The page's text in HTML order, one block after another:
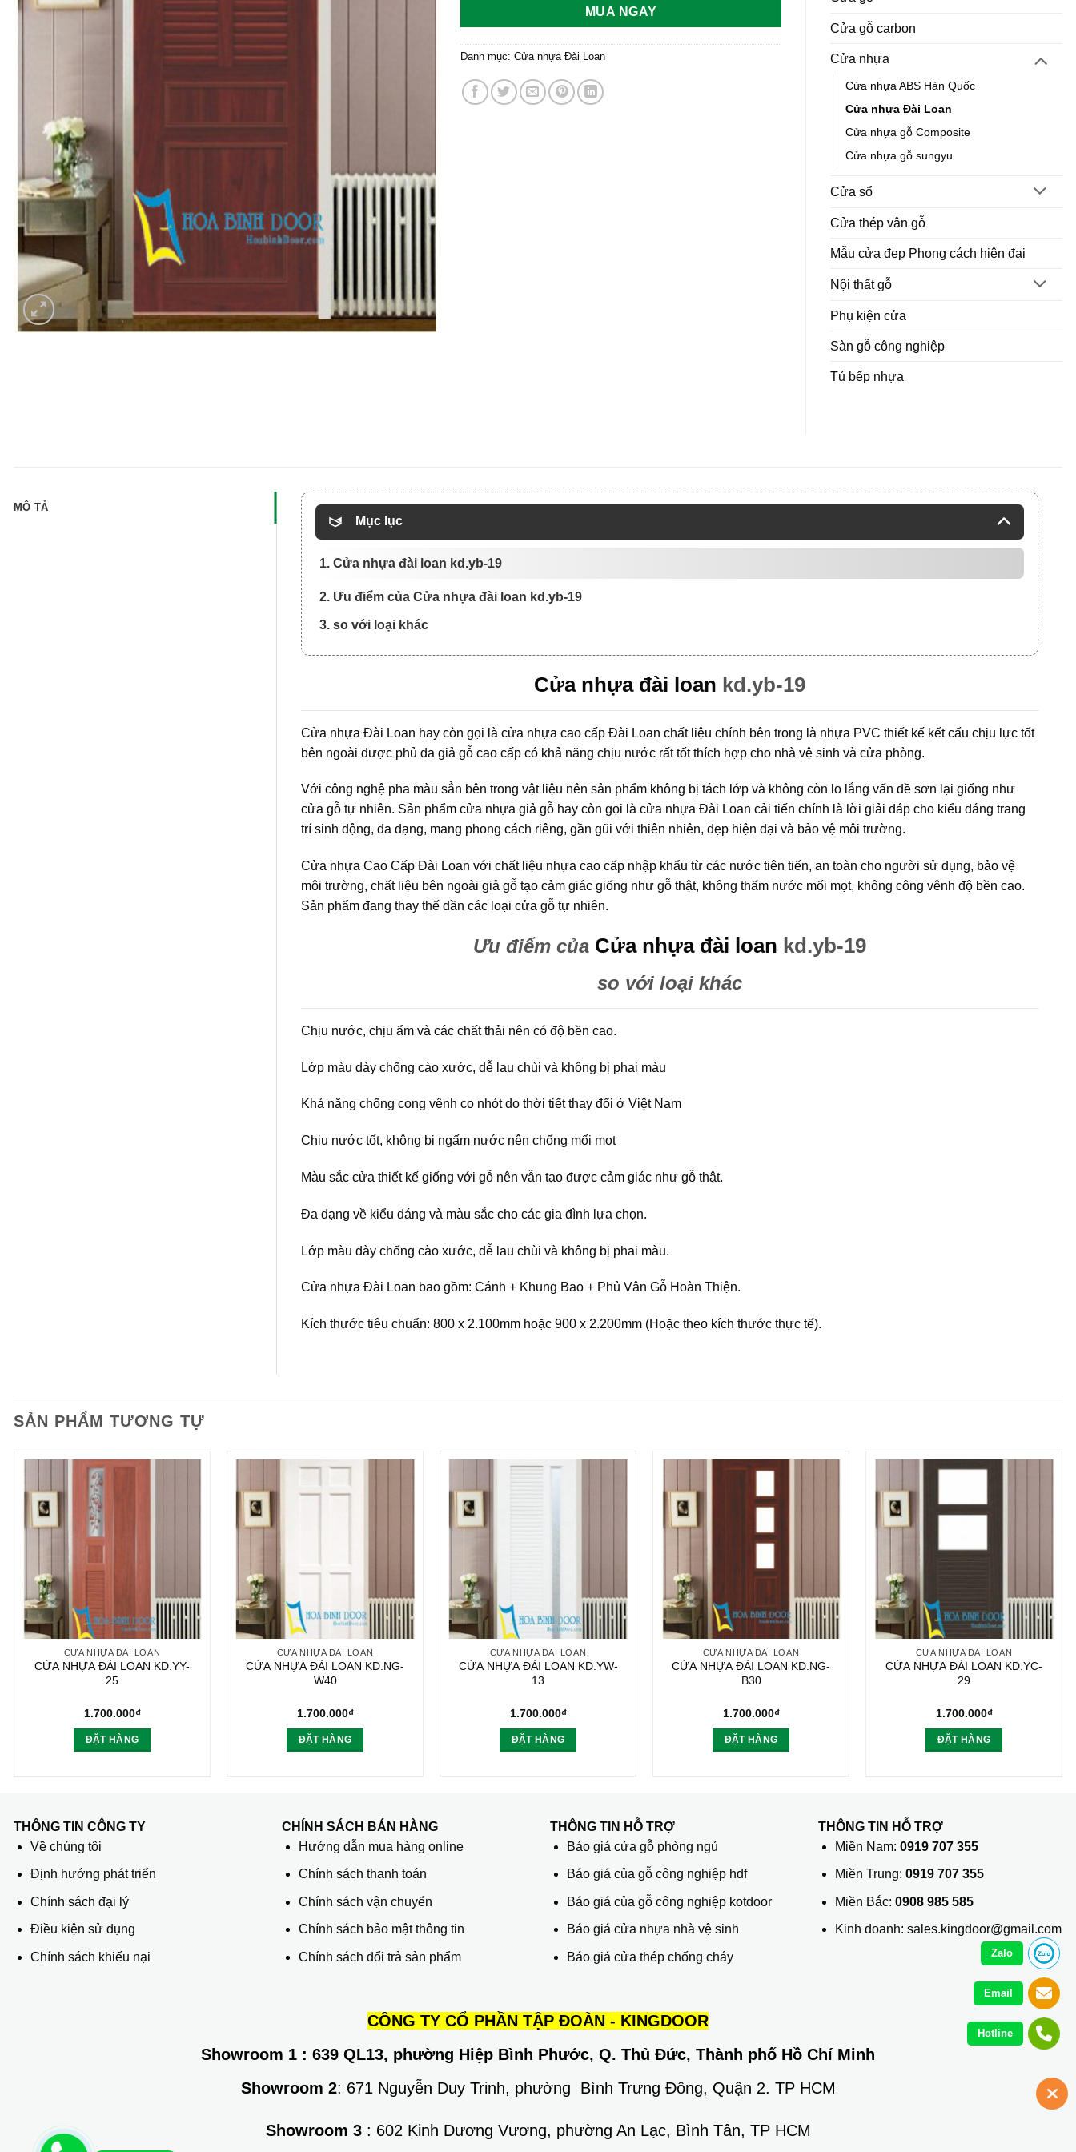
MUA NGAY
Danh mục:Cửa nhựa Đài Loan
Cửa gỗ carbon
Cửa nhựa
Cửa nhựa ABS Hàn Quốc
Cửa nhựa Đài Loan
Cửa nhựa gỗ Composite
Cửa nhựa gỗ sungyu
Cửa sổ
Cửa thép vân gỗ
Mẫu cửa đẹp Phong cách hiện đại
Nội thất gỗ
Phụ kiện cửa
Sàn gỗ công nghiệp
Tủ bếp nhựa
MÔ TẢ
Mục lục
1. Cửa nhựa đài loan kd.yb-19
2. Ưu điểm của Cửa nhựa đài loan kd.yb-19
3. so với loại khác
Cửa nhựa đài loan kd.yb-19
Cửa nhựa Đài Loan hay còn gọi là cửa nhựa cao cấp Đài Loan chất liệu chính bên trong là nhựa PVC thiết kế kết cấu chịu lực tốt
bên ngoài được phủ da giả gỗ cao cấp có khả năng chịu nước rất tốt thích hợp cho nhà vệ sinh và cửa phòng.
Với công nghệ pha màu sẳn bên trong vật liệu nên sản phẩm không bị tách lớp và không còn lo lắng vấn đề sơn lại giống như
cửa gỗ tự nhiên. Sản phẩm cửa nhựa giả gỗ hay còn gọi là cửa nhựa Đài Loan cải tiến chính là lời giải đáp cho kiểu dáng trang
trí sinh động, đa dạng, mang phong cách riêng, gần gũi với thiên nhiên, đẹp hiện đại và bảo vệ môi trường.
Cửa nhựa Cao Cấp Đài Loan với chất liệu nhựa cao cấp nhập khẩu từ các nước tiên tiến, an toàn cho người sử dụng, bảo vệ
môi trường, chất liệu bên ngoài giả gỗ tạo cảm giác giống như gỗ thật, không thấm nước mối mọt, không công vênh độ bền cao.
Sản phẩm đang thay thế dần các loại cửa gỗ tự nhiên.
Ưu điểm của Cửa nhựa đài loan kd.yb-19
so với loại khác
Chịu nước, chịu ẩm và các chất thải nên có độ bền cao.
Lớp màu dày chống cào xước, dễ lau chùi và không bị phai màu
Khả năng chống cong vênh co nhót do thời tiết thay đổi ở Việt Nam
Chịu nước tốt, không bị ngấm nước nên chống mối mọt
Màu sắc cửa thiết kế giống với gỗ nên vẫn tạo được cảm giác như gỗ thật.
Đa dạng về kiểu dáng và màu sắc cho các gia đình lựa chọn.
Lớp màu dày chống cào xước, dễ lau chùi và không bị phai màu.
Cửa nhựa Đài Loan bao gồm: Cánh + Khung Bao + Phủ Vân Gỗ Hoàn Thiện.
Kích thước tiêu chuẩn: 800 x 2.100mm hoặc 900 x 2.200mm (Hoặc theo kích thước thực tế).
SẢN PHẨM TƯƠNG TỰ
CỬA NHỰA ĐÀI LOAN
CỬA NHỰA ĐÀI LOAN KD.YY-
25
1.700.000₫
ĐẶT HÀNG
CỬA NHỰA ĐÀI LOAN
CỬA NHỰA ĐÀI LOAN KD.NG-
W40
1.700.000₫
ĐẶT HÀNG
CỬA NHỰA ĐÀI LOAN
CỬA NHỰA ĐÀI LOAN KD.YW-
13
1.700.000₫
ĐẶT HÀNG
CỬA NHỰA ĐÀI LOAN
CỬA NHỰA ĐÀI LOAN KD.NG-
B30
1.700.000₫
ĐẶT HÀNG
CỬA NHỰA ĐÀI LOAN
CỬA NHỰA ĐÀI LOAN KD.YC-
29
1.700.000₫
ĐẶT HÀNG
THÔNG TIN CÔNG TY
Về chúng tôi
Định hướng phát triển
Chính sách đại lý
Điều kiện sử dụng
Chính sách khiếu nại
CHÍNH SÁCH BÁN HÀNG
Hướng dẫn mua hàng online
Chính sách thanh toán
Chính sách vận chuyển
Chính sách bảo mật thông tin
Chính sách đổi trả sản phẩm
THÔNG TIN HỖ TRỢ
Báo giá cửa gỗ phòng ngủ
Báo giá của gỗ công nghiệp hdf
Báo giá của gỗ công nghiệp kotdoor
Báo giá cửa nhựa nhà vệ sinh
Báo giá cửa thép chống cháy
THÔNG TIN HỖ TRỢ
Miền Nam: 0919 707 355
Miền Trung: 0919 707 355
Miền Bắc: 0908 985 585
Kinh doanh: sales.kingdoor@gmail.com
CÔNG TY CỔ PHẦN TẬP ĐOÀN - KINGDOOR
Showroom 1 : 639 QL13, phường Hiệp Bình Phước, Q. Thủ Đức, Thành phố Hồ Chí Minh
Showroom 2: 671 Nguyễn Duy Trinh, phường Bình Trưng Đông, Quận 2. TP HCM
Showroom 3: 602 Kinh Dương Vương, phường An Lạc, Bình Tân, TP HCM
Zalo
Email
Hotline